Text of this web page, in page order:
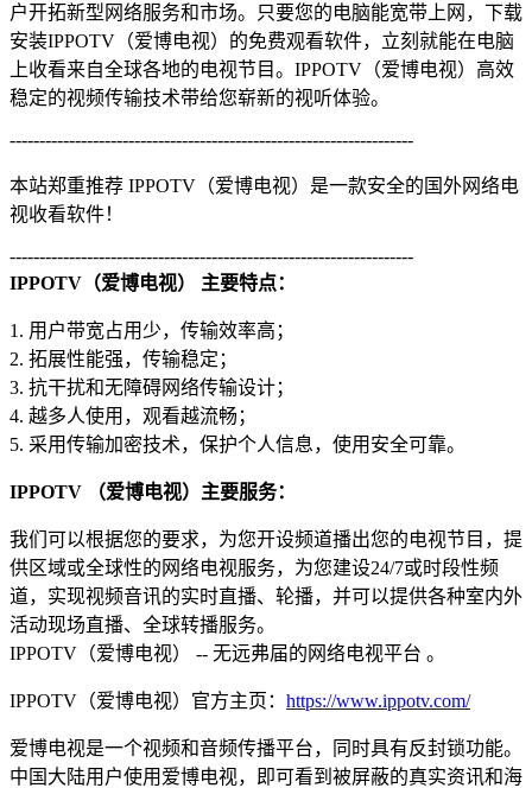
户开拓新型网络服务和市场。只要您的电脑能宽带上网，下载
安装IPPOTV（爱博电视）的免费观看软件，立刻就能在电脑
上收看来自全球各地的电视节目。IPPOTV（爱博电视）高效
稳定的视频传输技术带给您崭新的视听体验。
--------------------------------------------------------------------
本站郑重推荐 IPPOTV（爱博电视）是一款安全的国外网络电
视收看软件！
--------------------------------------------------------------------
IPPOTV（爱博电视） 主要特点：
1. 用户带宽占用少，传输效率高；
2. 拓展性能强，传输稳定；
3. 抗干扰和无障碍网络传输设计；
4. 越多人使用，观看越流畅；
5. 采用传输加密技术，保护个人信息，使用安全可靠。
IPPOTV （爱博电视）主要服务：
我们可以根据您的要求，为您开设频道播出您的电视节目，提
供区域或全球性的网络电视服务，为您建设24/7或时段性频
道，实现视频音讯的实时直播、轮播，并可以提供各种室内外
活动现场直播、全球转播服务。
IPPOTV（爱博电视） -- 无远弗届的网络电视平台 。
IPPOTV（爱博电视）官方主页： https://www.ippotv.com/
爱博电视是一个视频和音频传播平台，同时具有反封锁功能。
中国大陆用户使用爱博电视，即可看到被屏蔽的真实资讯和海